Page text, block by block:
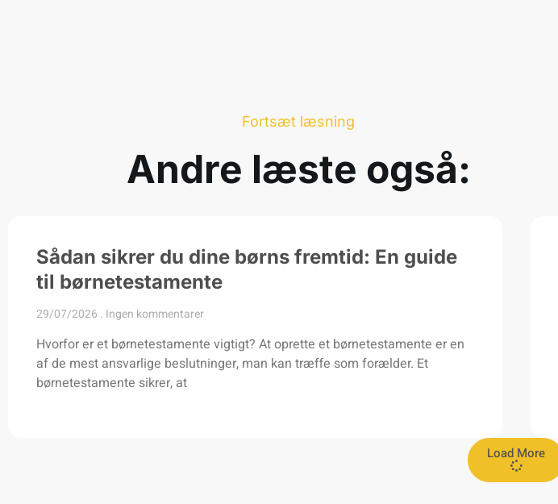
Fortsæt læsning
Andre læste også:
Sådan sikrer du dine børns fremtid: En guide
til børnetestamente
29/07/2026 Ingen kommentarer
Hvorfor er et børnetestamente vigtigt? At oprette et børnetestamente er en
af de mest ansvarlige beslutninger, man kan træffe som forælder. Et
børnetestamente sikrer, at
Load More